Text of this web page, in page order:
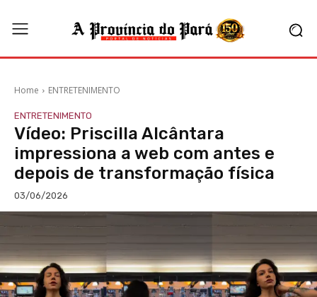
Home ENTRETENIMENTO
ENTRETENIMENTO
Vídeo: Priscilla Alcântara
impressiona a web com antes e
depois de transformação física
03/06/2026